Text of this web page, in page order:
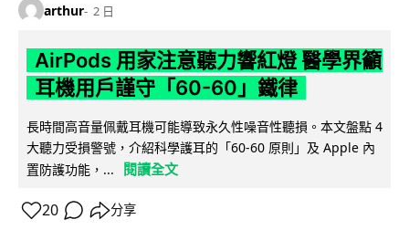
arthur 2 日
AirPods 用家注意聽力響紅燈 醫學界籲
耳機用戶謹守「60-60」鐵律
長時間高音量佩戴耳機可能導致永久性噪音性聽損。本文盤點 4
大聽力受損警號，介紹科學護耳的「60-60 原則」及 Apple 內
置防護功能，...
閱讀全文
20 分享